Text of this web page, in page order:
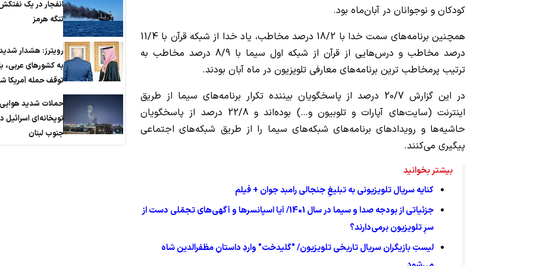
کودکان و نوجوانان در آبان‌ماه بود.
همچنین برنامه‌های سمت خدا با 18/2 درصد مخاطب، یاد خدا از شبکه قرآن با 11/4
درصد مخاطب و درس‌هایی از قرآن از شبکه اول سیما با 8/9 درصد مخاطب به
ترتیب پرمخاطب ترین برنامه‌های معارفی تلویزیون در ماه آبان بودند.
در این گزارش 20/7 درصد از پاسخگویان بیننده تکرار برنامه‌های سیما از طریق
اینترنت (سایت‌های آپارات و تلوبیون و…) بوده‌اند و 22/8 درصد از پاسخگویان
حاشیه‌ها و رویدادهای برنامه‌های شبکه‌های سیما را از طریق شبکه‌های اجتماعی
پیگیری می‌کنند.
بیشتر بخوانید
کنایه سریال تلویزیونی به تبلیغِ جنجالی رامبد جوان + فیلم
جزئیاتی از بودجه صدا و سیما در سال 1401/ آیا اسپانسرها و آگهی‌های تجمّلی دست از
سرِ تلویزیون برمی‌دارند؟
لیستِ بازیگران سریال تاریخی تلویزیون/ "گلیدخت" واردِ داستانِ‌ مظفرالدین شاه
انفجار در یک
تنگه هرمز
رویترز: هشدار
به کشورهای عربی،
توقف حمله آمریکا
حملات شدید
توپخانه‌ای اسرائیل
جنوب لبنان